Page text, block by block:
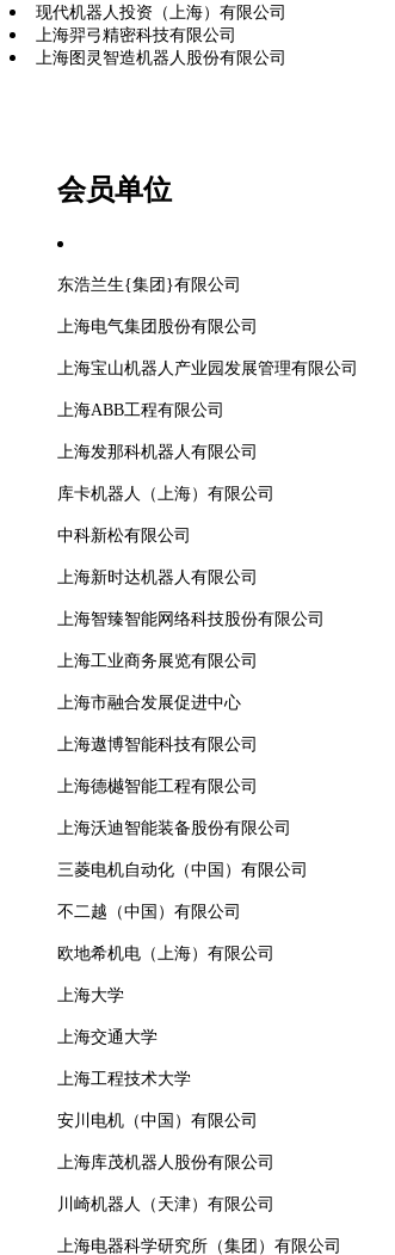
现代机器人投资（上海）有限公司
上海羿弓精密科技有限公司
上海图灵智造机器人股份有限公司
会员单位
东浩兰生{集团 }有限公司
上海电气集团股份有限公司
上海宝山机器人产业园发展管理有限公司
上海ABB工程有限公司
上海发那科机器人有限公司
库卡机器人（上海）有限公司
中科新松有限公司
上海新时达机器人有限公司
上海智臻智能网络科技股份有限公司
上海工业商务展览有限公司
上海市融合发展促进中心
上海遨博智能科技有限公司
上海德樾智能工程有限公司
上海沃迪智能装备股份有限公司
三菱电机自动化（中国）有限公司
不二越（中国）有限公司
欧地希机电（上海）有限公司
上海大学
上海交通大学
上海工程技术大学
安川电机（中国）有限公司
上海库茂机器人股份有限公司
川崎机器人（天津）有限公司
上海电器科学研究所（集团）有限公司